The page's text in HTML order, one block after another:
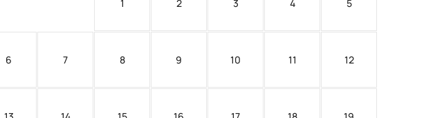
1 2 3 4 5
6 7 8 9 10 11 12